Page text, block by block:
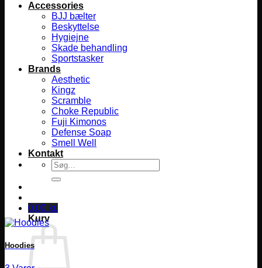
Accessories
BJJ bælter
Beskyttelse
Hygiejne
Skade behandling
Sportstasker
Brands
Aesthetic
Kingz
Scramble
Choke Republic
Fuji Kimonos
Defense Soap
Smell Well
Kontakt
Søg
efter:
0,00 kr.
Kurv
Hoodies